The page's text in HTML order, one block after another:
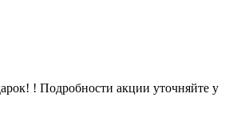
! Подробности акции уточняйте у